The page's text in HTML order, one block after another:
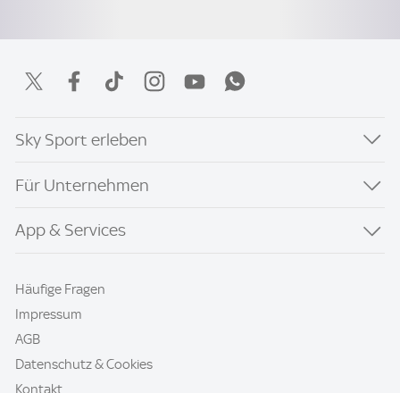
Sky Sport erleben
Für Unternehmen
App & Services
Häufige Fragen
Impressum
AGB
Datenschutz & Cookies
Kontakt